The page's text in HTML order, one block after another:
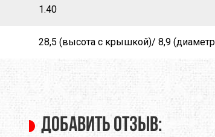
1.40
28,5 (высота с крышкой)/ 8,9
Добавить отзыв: